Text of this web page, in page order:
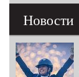
Новости